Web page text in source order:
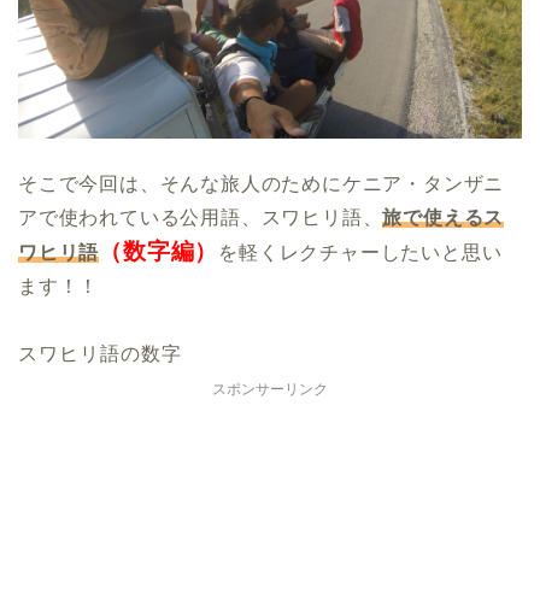
そこで今回は、そんな旅人のためにケニア・タンザニ
アで使われている公用語、スワヒリ語、旅で使えるス
ワヒリ語
（数字編）
を軽くレクチャーしたいと思い
ます！！
スワヒリ語の数字
スポンサーリンク